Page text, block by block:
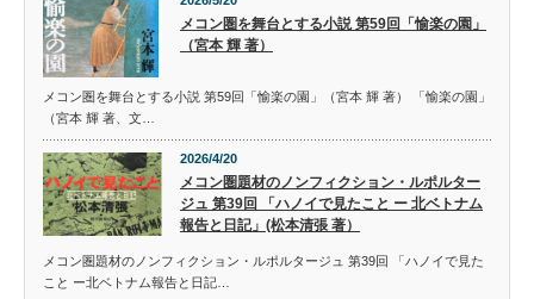
メコン圏を舞台とする小説 第59回「愉楽の園」
（宮本 輝 著）
メコン圏を舞台とする小説 第59回「愉楽の園」（宮本 輝 著） 「愉楽の園」
（宮本 輝 著、文…
2026/4/20
メコン圏題材のノンフィクション・ルポルター
ジュ 第39回 「ハノイで見たこと ー 北ベトナム
報告と日記」(松本清張 著）
メコン圏題材のノンフィクション・ルポルタージュ 第39回 「ハノイで見た
こと ー北ベトナム報告と日記…